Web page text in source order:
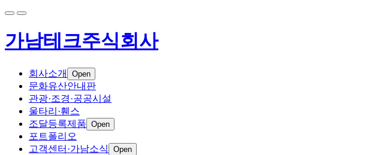
가남테크주식회사
회사소개 Open
문화유산안내판
관광·조경·공공시설
울타리·휀스
조달등록제품 Open
포트폴리오
고객센터·가남소식
Open